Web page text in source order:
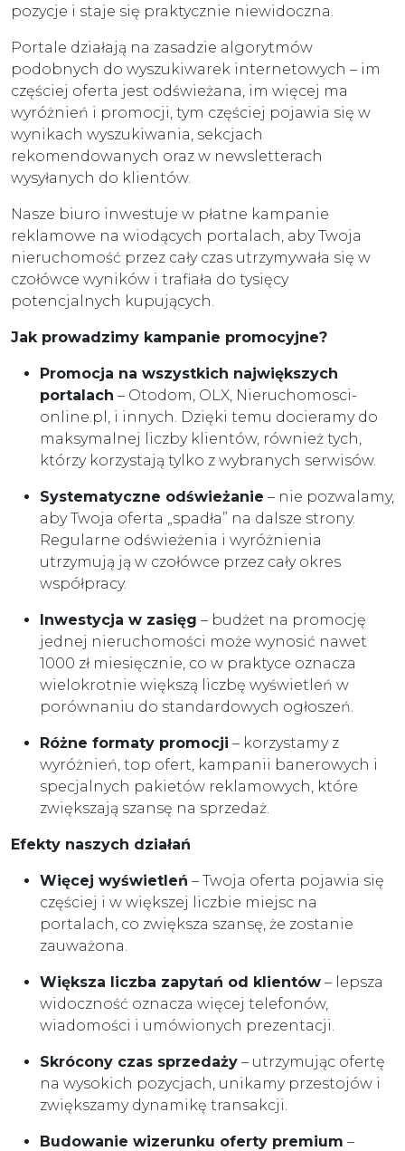
pozycje i staje się praktycznie niewidoczna.
Portale działają na zasadzie algorytmów
podobnych do wyszukiwarek internetowych – im
częściej oferta jest odświeżana, im więcej ma
wyróżnień i promocji, tym częściej pojawia się w
wynikach wyszukiwania, sekcjach
rekomendowanych oraz w newsletterach
wysyłanych do klientów.
Nasze biuro inwestuje w płatne kampanie
reklamowe na wiodących portalach, aby Twoja
nieruchomość przez cały czas utrzymywała się w
czołówce wyników i trafiała do tysięcy
potencjalnych kupujących.
Jak prowadzimy kampanie promocyjne?
Promocja na wszystkich największych
portalach – Otodom, OLX, Nieruchomosci-
online.pl, i innych. Dzięki temu docieramy do
maksymalnej liczby klientów, również tych,
którzy korzystają tylko z wybranych serwisów.
Systematyczne odświeżanie – nie pozwalamy,
aby Twoja oferta „spadła” na dalsze strony.
Regularne odświeżenia i wyróżnienia
utrzymują ją w czołówce przez cały okres
współpracy.
Inwestycja w zasięg – budżet na promocję
jednej nieruchomości może wynosić nawet
1000 zł miesięcznie, co w praktyce oznacza
wielokrotnie większą liczbę wyświetleń w
porównaniu do standardowych ogłoszeń.
Różne formaty promocji – korzystamy z
wyróżnień, top ofert, kampanii banerowych i
specjalnych pakietów reklamowych, które
zwiększają szansę na sprzedaż.
Efekty naszych działań
Więcej wyświetleń – Twoja oferta pojawia się
częściej i w większej liczbie miejsc na
portalach, co zwiększa szansę, że zostanie
zauważona.
Większa liczba zapytań od klientów – lepsza
widoczność oznacza więcej telefonów,
wiadomości i umówionych prezentacji.
Skrócony czas sprzedaży – utrzymując ofertę
na wysokich pozycjach, unikamy przestojów i
zwiększamy dynamikę transakcji.
Budowanie wizerunku oferty premium –